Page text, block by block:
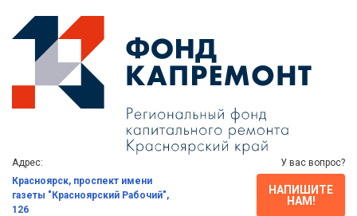
Адрес:
Красноярск, проспект имени
газеты "Красноярский Рабочий",
126
У вас вопрос?
НАПИШИТЕ
НАМ!